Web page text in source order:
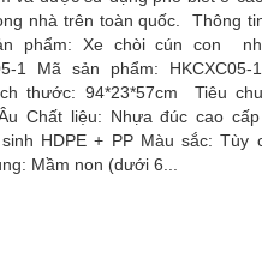
nhà trên toàn quốc. Thông
phẩm: Xe chòi cún con
1 Mã sản phẩm: HKCXC05-
thước: 94*23*57cm Tiêu
Chất liệu: Nhựa đúc cao
HDPE + PP Màu sắc: Tùy
Mầm non (dưới 6...